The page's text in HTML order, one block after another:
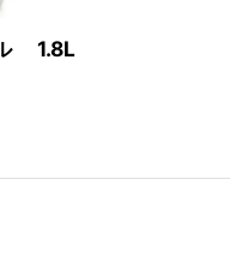
1.8L